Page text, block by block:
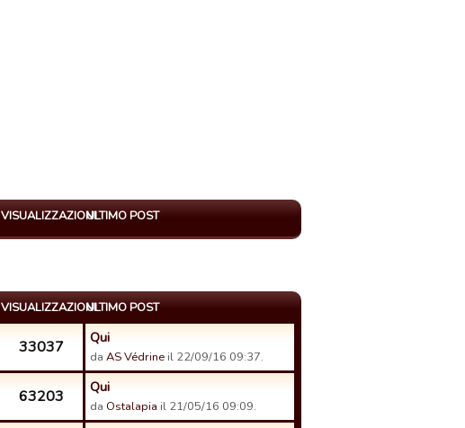
VISUALIZZAZIONIULTIMO POST
VISUALIZZAZIONIULTIMO POST
33037 Qui
da AS Védrine il 22/09/16 09:37.
63203 Qui
da Ostalapia il 21/05/16 09:09.